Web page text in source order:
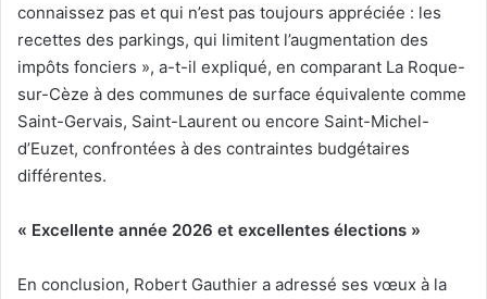
connaissez pas et qui n’est pas toujours appréciée : les
recettes des parkings, qui limitent l’augmentation des
impôts fonciers », a-t-il expliqué, en comparant La Roque-
sur-Cèze à des communes de surface équivalente comme
Saint-Gervais, Saint-Laurent ou encore Saint-Michel-
d’Euzet, confrontées à des contraintes budgétaires
différentes.
« Excellente année 2026 et excellentes élections »
En conclusion, Robert Gauthier a adressé ses vœux à la